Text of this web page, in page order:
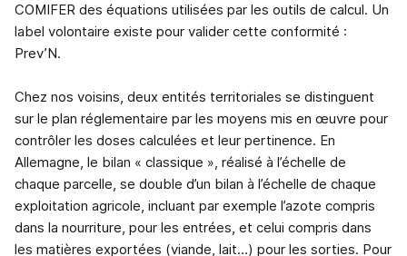
COMIFER des équations utilisées par les outils de calcul. Un
label volontaire existe pour valider cette conformité :
Prev’N.
Chez nos voisins, deux entités territoriales se distinguent
sur le plan réglementaire par les moyens mis en œuvre pour
contrôler les doses calculées et leur pertinence. En
Allemagne, le bilan « classique », réalisé à l’échelle de
chaque parcelle, se double d’un bilan à l’échelle de chaque
exploitation agricole, incluant par exemple l’azote compris
dans la nourriture, pour les entrées, et celui compris dans
les matières exportées (viande, lait…) pour les sorties. Pour